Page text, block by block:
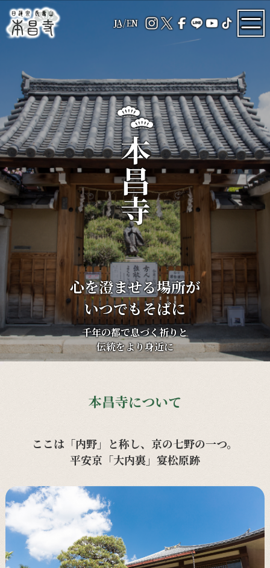
JA/EN
心を澄ませる場所が
いつでもそばに
千年の都で息づく祈りと
伝統をより身近に
本昌寺
本昌寺について
ここは「内野」と称し、京の七野の一つ。
平安京「大内裏」宴松原跡